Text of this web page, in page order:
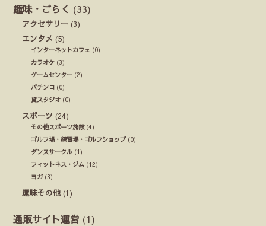
趣味・ごらく (33)
アクセサリー (3)
エンタメ (5)
インターネットカフェ (0)
カラオケ (3)
ゲームセンター (2)
パチンコ (0)
貸スタジオ (0)
スポーツ (24)
その他スポーツ施設(4)
ゴルフ場・練習場・ゴルフショップ(0)
ダンスサークル (1)
フィットネス・ジム (12)
ヨガ (3)
趣味その他 (1)
通販サイト運営 (1)